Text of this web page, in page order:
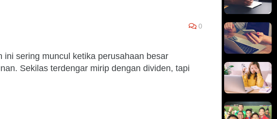
0
ini sering muncul ketika perusahaan besar
Sekilas terdengar mirip dengan dividen, tapi